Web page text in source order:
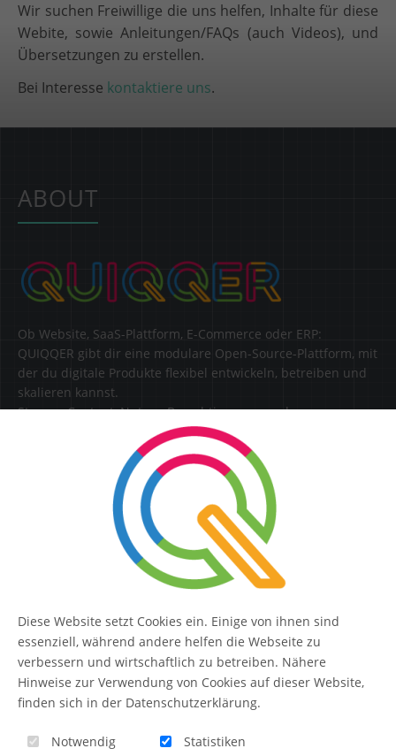
Wir suchen Freiwillige die uns helfen, Inhalte für diese
Webite, sowie Anleitungen/FAQs (auch Videos), und
Übersetzungen zu erstellen.
Bei Interesse kontaktiere uns.
ABOUT
Ob Website, SaaS-Plattform, E-Commerce oder ERP:
QUIQQER gibt dir eine modulare Open-Source-Plattform, mit
der du digitale Produkte flexibel entwickeln, betreiben und
skalieren kannst.
Steuere Content, Nutzer, Berechtigungen und
Erweiterungen zentral in einer Lösung.
QUIQQER
Themen-Übersicht
Diese Website setzt Cookies ein. Einige von ihnen sind
essenziell, während andere helfen die Webseite zu
verbessern und wirtschaftlich zu betreiben. Nähere
Hinweise zur Verwendung von Cookies auf dieser Website,
finden sich in der Datenschutzerklärung.
Notwendig Statistiken